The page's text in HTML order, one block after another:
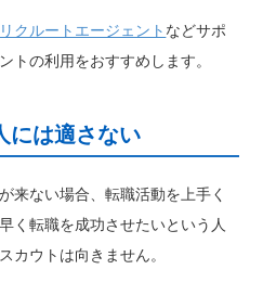
リクルートエージェント などサポ
トの利用をおすすめします。
には適さない
来ない場合、転職活動を上手く
く転職を成功させたいという人
カウトは向きません。